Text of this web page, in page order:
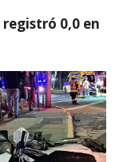
registró 0,0 en